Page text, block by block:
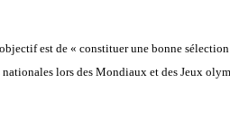
est de « constituer une bonne
lors des Mondiaux et des Jeux